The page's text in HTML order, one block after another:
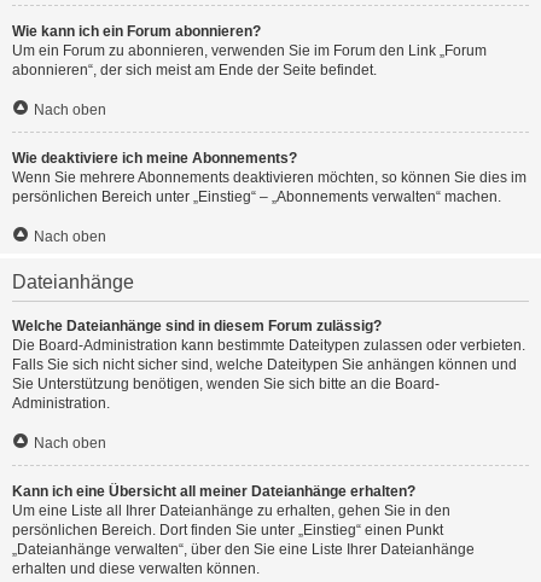
Wie kann ich ein Forum abonnieren?
Um ein Forum zu abonnieren, verwenden Sie im Forum den Link „Forum
abonnieren“, der sich meist am Ende der Seite befindet.
Nach oben
Wie deaktiviere ich meine Abonnements?
Wenn Sie mehrere Abonnements deaktivieren möchten, so können Sie dies im
persönlichen Bereich unter „Einstieg“ – „Abonnements verwalten“ machen.
Nach oben
Dateianhänge
Welche Dateianhänge sind in diesem Forum zulässig?
Die Board-Administration kann bestimmte Dateitypen zulassen oder verbieten.
Falls Sie sich nicht sicher sind, welche Dateitypen Sie anhängen können und
Sie Unterstützung benötigen, wenden Sie sich bitte an die Board-
Administration.
Nach oben
Kann ich eine Übersicht all meiner Dateianhänge erhalten?
Um eine Liste all Ihrer Dateianhänge zu erhalten, gehen Sie in den
persönlichen Bereich. Dort finden Sie unter „Einstieg“ einen Punkt
„Dateianhänge verwalten“, über den Sie eine Liste Ihrer Dateianhänge
erhalten und diese verwalten können.